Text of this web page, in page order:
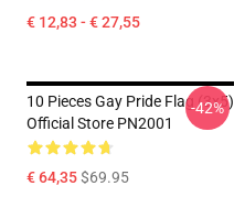
€ 12,83 - € 27,55
10 Pieces Gay Pride Flag (3x5)
Official Store PN2001
€ 64,35$69.95
-42%